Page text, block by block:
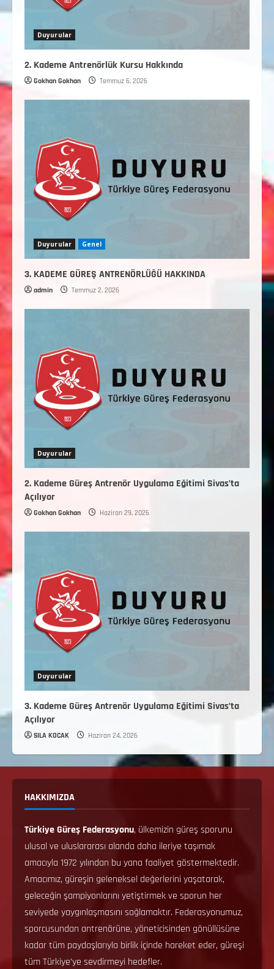
Duyurular
2. Kademe Antrenörlük Kursu Hakkında
Gokhan Gokhan Temmuz 6, 2026
Duyurular Genel
3. KADEME GÜREŞ ANTRENÖRLÜĞÜ HAKKINDA
admin Temmuz 2, 2026
Duyurular
2. Kademe Güreş Antrenör Uygulama Eğitimi Sivas’ta
Açılıyor
Gokhan Gokhan Haziran 29, 2026
Duyurular
3. Kademe Güreş Antrenör Uygulama Eğitimi Sivas’ta
Açılıyor
SILA KOCAK Haziran 24, 2026
HAKKIMIZDA
Türkiye Güreş Federasyonu, ülkemizin güreş sporunu
ulusal ve uluslararası alanda daha ileriye taşımak
amacıyla 1972 yılından bu yana faaliyet göstermektedir.
Amacımız, güreşin geleneksel değerlerini yaşatarak,
geleceğin şampiyonlarını yetiştirmek ve sporun her
seviyede yaygınlaşmasını sağlamaktır. Federasyonumuz,
sporcusundan antrenörüne, yöneticisinden gönüllüsüne
kadar tüm paydaşlarıyla birlik içinde hareket eder, güreşi
tüm Türkiye’ye sevdirmeyi hedefler.